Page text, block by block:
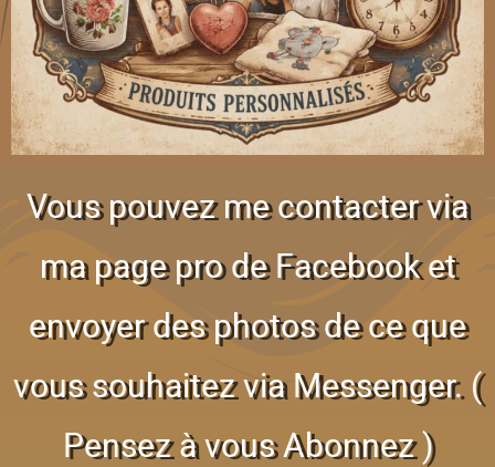
Vous pouvez me contacter via
ma page pro de Facebook et
envoyer des photos de ce que
vous souhaitez via Messenger. (
Pensez à vous Abonnez )